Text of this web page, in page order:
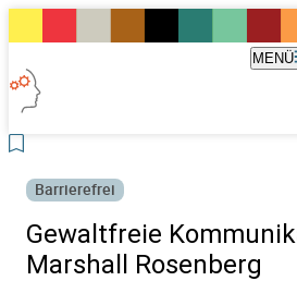
MENÜ
Barrierefrei
Gewaltfreie
Marshall Rosenberg